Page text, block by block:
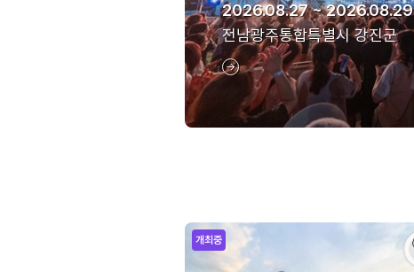
2026.08.27 ~ 2026.08.29
전남광주통합특별시 강진군
개최중